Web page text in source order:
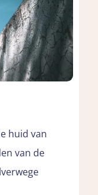
huid van
van de